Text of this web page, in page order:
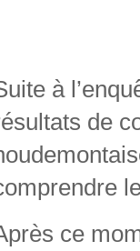
à
de
ce